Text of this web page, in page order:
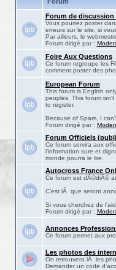
Forum de
Vous pourrez poster
erreurs sur le site, si
Par ailleurs, le
Forum dirigé par :
Foire Aux Questions
Ce forum regroupe les
comment poster des
European Forum
This forum is English
peoples. This forum
to register.
Because of Spam, I
Forum dirigé par :
Forum Officiels
Ce forum servira aux
l'information sure et
monde pourra le lire.
Autocross France
Ce forum est dÃ©diÃ©
C'est lÃ que seront
Si vous cherchez de
Forum dirigé par :
Annonces
Ce forum permet aux
Les photos des
On retrouvera lÃ les
Demander un code